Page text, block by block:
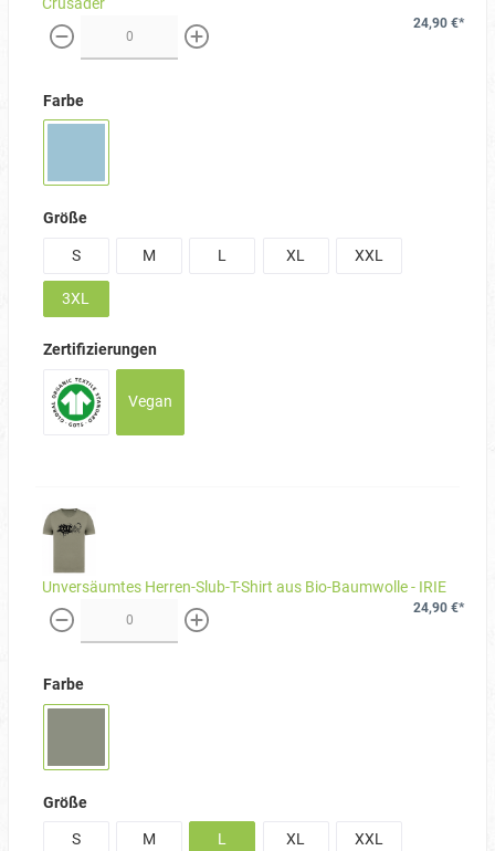
weniger mehr
24,90 €*
Farbe
Größe
S
M L XL XXL
3XL
Zertifizierungen
Vegan
Unversäumtes Herren-Slub-T-Shirt aus Bio-Baumwolle - IRIE
weniger mehr
24,90 €*
Farbe
Größe
S
M L XL XXL